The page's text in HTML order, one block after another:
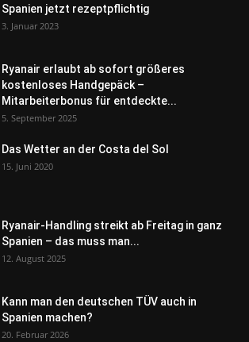
Spanien jetzt rezeptpflichtig
3. Januar 2023
Ryanair erlaubt ab sofort größeres
kostenloses Handgepäck –
Mitarbeiterbonus für entdeckte...
5. September 2025
Das Wetter an der Costa del Sol
15. Juni 2020
Ryanair-Handling streikt ab Freitag in ganz
Spanien – das muss man...
12. August 2025
Kann man den deutschen TÜV auch in
Spanien machen?
20. Februar 2026